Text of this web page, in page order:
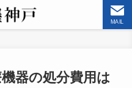
MAIL
機器の処分費用は